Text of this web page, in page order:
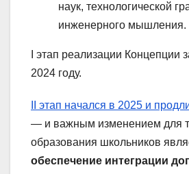
наук, технологической
инженерного мышления.
I этап реализации Концепции
2024 году.
II этап начался в 2025 и
— и важным изменением для
образования школьников
обеспечение интеграции